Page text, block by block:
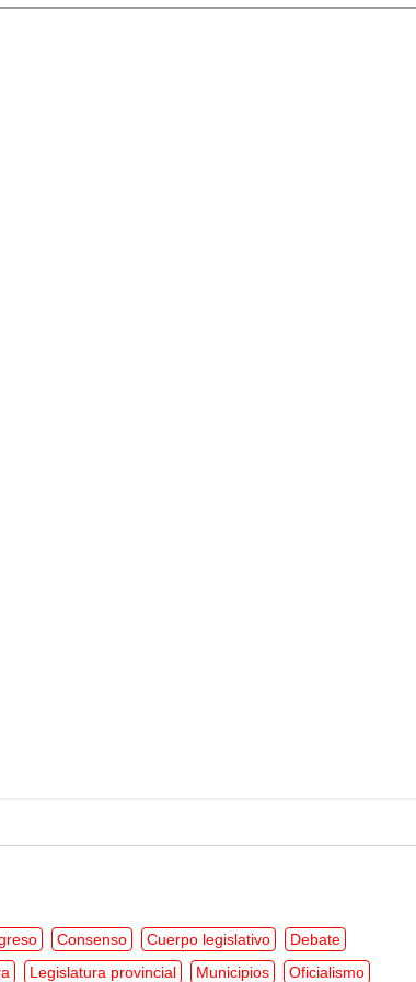
Consenso Cuerpo legislativo
Debate
Legislatura provincial Municipios Oficialismo